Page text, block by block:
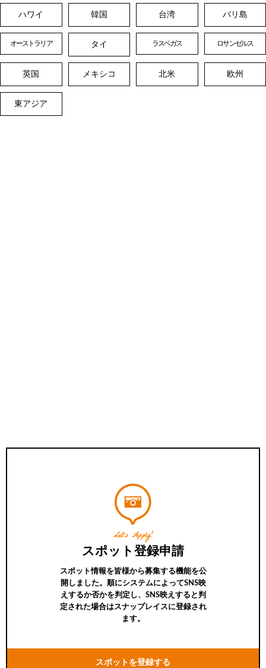
ハワイ 韓国 台湾 バリ島
オーストラリア タイ ラスベガス ロサンゼルス
英国 メキシコ 北米 欧州
東アジア
Let’s Apply!
スポット登録申請
スポット情報を皆様から募集する機能を公
開しました。順にシステムによってSNS映
えするか否かを判定し、SNS映えすると判
定された場合はスナップレイスに登録され
ます。
スポットを登録する